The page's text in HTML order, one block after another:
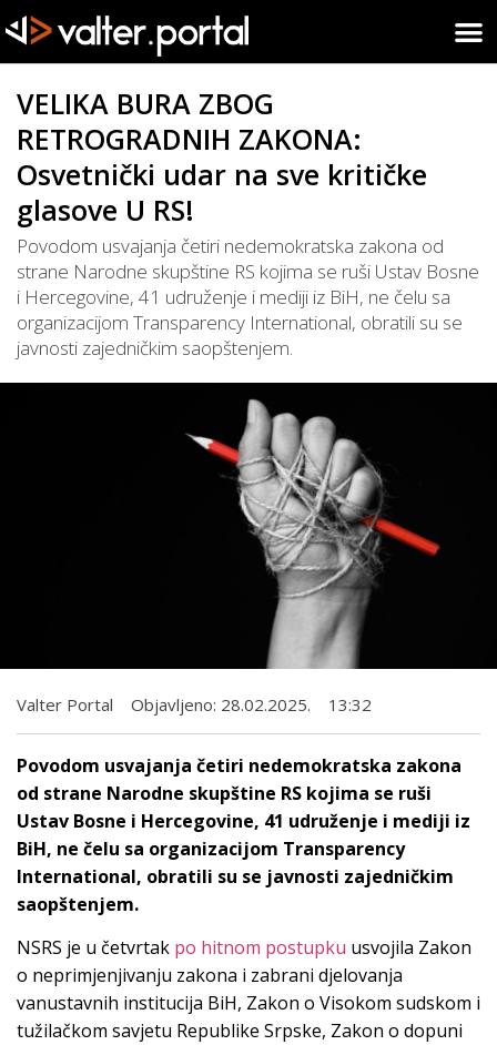
VELIKA BURA ZBOG
RETROGRADNIH ZAKONA:
Osvetnički udar na sve kritičke
glasove U RS!
Povodom usvajanja četiri nedemokratska zakona od
strane Narodne skupštine RS kojima se ruši Ustav Bosne
i Hercegovine, 41 udruženje i mediji iz BiH, ne čelu sa
organizacijom Transparency International, obratili su se
javnosti zajedničkim saopštenjem.
Valter Portal Objavljeno: 28.02.2025. 13:32
Povodom usvajanja četiri nedemokratska zakona
od strane Narodne skupštine RS kojima se ruši
Ustav Bosne i Hercegovine, 41 udruženje i mediji iz
BiH, ne čelu sa organizacijom Transparency
International, obratili su se javnosti zajedničkim
saopštenjem.
NSRS je u četvrtak po hitnom postupku usvojila Zakon
o neprimjenjivanju zakona i zabrani djelovanja
vanustavnih institucija BiH, Zakon o Visokom sudskom i
tužilačkom savjetu Republike Srpske, Zakon o dopuni